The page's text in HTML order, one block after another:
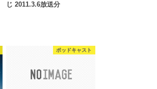
じ 2011.3.6放送分
ポッドキャスト